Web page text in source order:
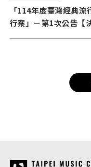
「114年度臺灣經典
行案」－第1次公告【